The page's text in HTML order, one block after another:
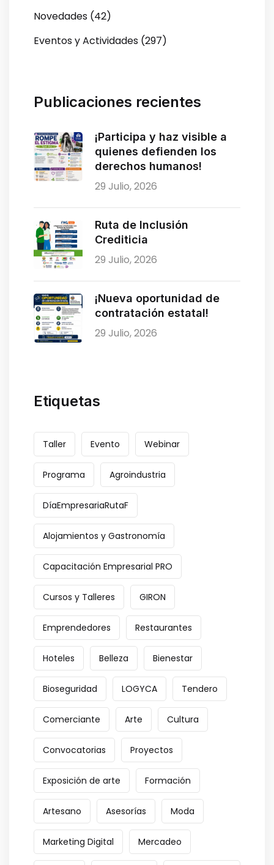
Novedades (42)
Eventos y Actividades (297)
Publicaciones recientes
¡Participa y haz visible a
quienes defienden los
derechos humanos!
29 Julio, 2026
Ruta de Inclusión
Crediticia
29 Julio, 2026
¡Nueva oportunidad de
contratación estatal!
29 Julio, 2026
Etiquetas
Taller Evento Webinar
Programa Agroindustria
DíaEmpresariaRutaF
Alojamientos y Gastronomía
Capacitación Empresarial PRO
Cursos y Talleres GIRON
Emprendedores Restaurantes
Hoteles Belleza Bienestar
Bioseguridad LOGYCA Tendero
Comerciante Arte Cultura
Convocatorias Proyectos
Exposición de arte Formación
Artesano Asesorías Moda
Marketing Digital Mercadeo